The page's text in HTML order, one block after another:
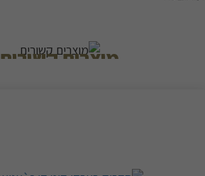
מוצרים קשורים